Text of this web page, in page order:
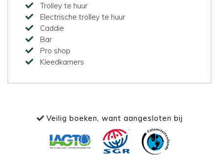
Trolley te huur
Electrische trolley te huur
Caddie
Bar
Pro shop
Kleedkamers
Veilig boeken, want aangesloten bij